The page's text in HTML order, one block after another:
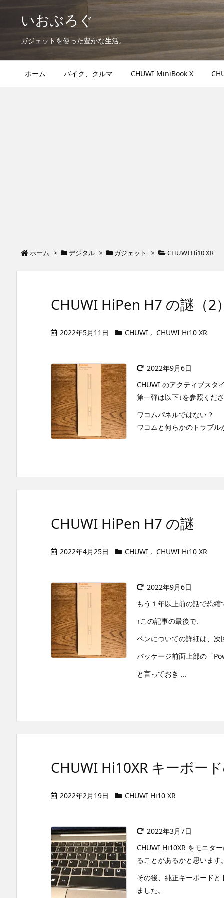
いおぶろぐ
ガジェットを使った豊かな生活。
ホーム バイク、クルマ CHUWI MiniBook X
ホーム > デジタル > ガジェット > CHUWI Hi10 XR
CHUWI HiPen H7 の謎（2
2022年5月11日 CHUWI , CHUWI Hi10 XR
2022年9月6日
CHUWI のアクティブスタ
第一弾は以下↓を参照くださ
ワコムパネルではない？
ワコムと何らかのトラブ
CHUWI HiPen H7 の謎
2022年4月25日 CHUWI , CHUWI Hi10 XR
2022年9月6日
もう１年以上前の話で恐縮
↑この記事の最後で、
ペンについての詳細は、次
パッケージ前面上部の「
と言っておき ...
CHUWI Hi10XR キーボー
2022年2月19日 CHUWI Hi10 XR
2022年3月7日
CHUWI Hi10XR をモニタ
ることがあるかと思います。
その後、純正キーボード
ました。